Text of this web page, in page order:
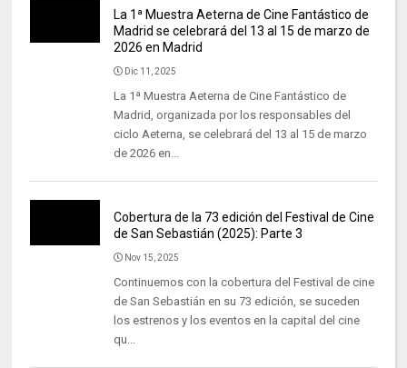
La 1ª Muestra Aeterna de Cine Fantástico de
Madrid se celebrará del 13 al 15 de marzo de
2026 en Madrid
Dic 11, 2025
La 1ª Muestra Aeterna de Cine Fantástico de
Madrid, organizada por los responsables del
ciclo Aeterna, se celebrará del 13 al 15 de marzo
de 2026 en...
Cobertura de la 73 edición del Festival de Cine
de San Sebastián (2025): Parte 3
Nov 15, 2025
Continuemos con la cobertura del Festival de cine
de San Sebastián en su 73 edición, se suceden
los estrenos y los eventos en la capital del cine
qu...